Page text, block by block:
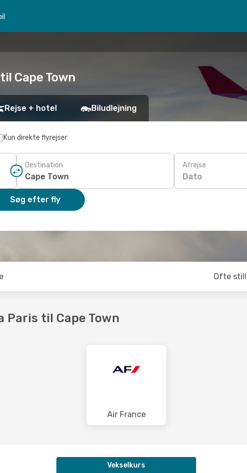
Cape Town
Rejse + hotel Biludlejning
Kun direkte flyrejser
Destination Afrejse
Dato
Søg efter fly
Ofte
til Cape Town
Air France
Vekselkurs